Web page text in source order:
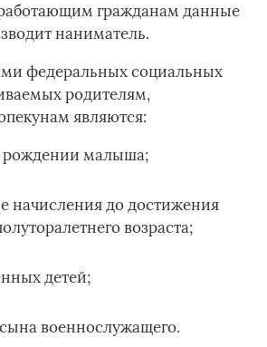
гражданам данные
наниматель.
федеральных социальных
родителям,
являются:
рождении малыша;
начисления до достижения
возраста;
детей;
военнослужащего.